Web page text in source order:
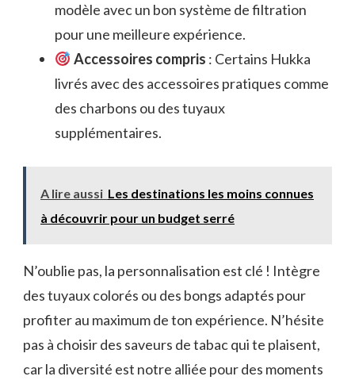
modèle avec un bon système de filtration
pour une meilleure expérience.
Accessoires compris : Certains Hukka
livrés avec des accessoires pratiques comme
des charbons ou des tuyaux
supplémentaires.
A lire aussi Les destinations les moins connues
à découvrir pour un budget serré
N’oublie pas, la personnalisation est clé ! Intègre
des tuyaux colorés ou des bongs adaptés pour
profiter au maximum de ton expérience. N’hésite
pas à choisir des saveurs de tabac qui te plaisent,
car la diversité est notre alliée pour des moments